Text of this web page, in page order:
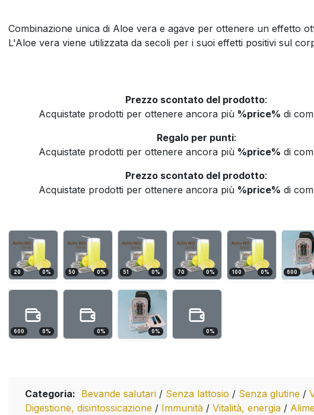
Combinazione unica di Aloe vera e agave per ottenere un effetto
L'Aloe vera viene utilizzata da secoli per i suoi effetti positivi sul
Prezzo scontato del prodotto:
Acquistate prodotti per ottenere ancora più %price% di
Regalo per punti:
Acquistate prodotti per ottenere ancora più %price% di
Prezzo scontato del prodotto:
Acquistate prodotti per ottenere ancora più %price% di
20 0% 50 0% 51 0% 70 0% 100 0% 600
600 0% 0% 0% 0%
Categoria: Bevande salutari / Senza lattosio / Senza glutine /
Digestione, disintossicazione / Immunità / Vitalità, energia /